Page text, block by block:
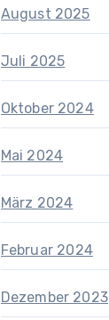
August 2025
Juli 2025
Oktober 2024
Mai 2024
März 2024
Februar 2024
Dezember 2023